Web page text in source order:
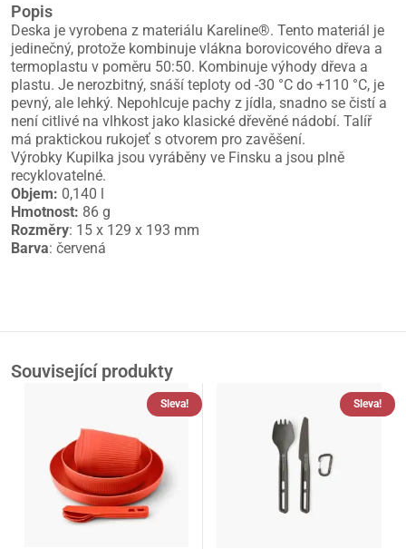
Popis
Deska je vyrobena z materiálu Kareline®. Tento materiál je
jedinečný, protože kombinuje vlákna borovicového dřeva a
termoplastu v poměru 50:50. Kombinuje výhody dřeva a
plastu. Je nerozbitný, snáší teploty od -30 °C do +110 °C, je
pevný, ale lehký. Nepohlcuje pachy z jídla, snadno se čistí a
není citlivé na vlhkost jako klasické dřevěné nádobí. Talíř
má praktickou rukojeť s otvorem pro zavěšení.
Výrobky Kupilka jsou vyráběny ve Finsku a jsou plně
recyklovatelné.
Objem: 0,140 l
Hmotnost: 86 g
Rozměry: 15 x 129 x 193 mm
Barva: červená
Související produkty
Sleva! Sleva!